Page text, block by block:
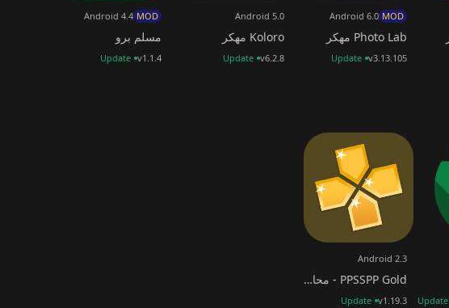
Photo Lab مهكر
MOD
Android 6.0
v3.13.105
Update
Koloro مهكر
Android 5.0
v6.2.8
Update
مسلم برو
MOD
Android 4.4
v1.1.4
Update
Update
PPSSPP Gold - محاكي PSP
Android 2.3
v1.19.3
Update